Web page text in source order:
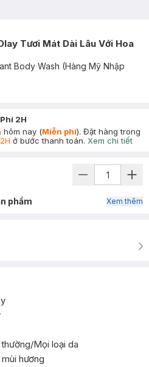
Tươi Mát Dài Lâu Với Hoa
Body Wash (Hàng Mỹ Nhập
2H
hôm nay (Miễn phí). Đặt hàng trong
2H ở bước thanh toán. Xem chi tiết
phẩm Xem thêm
thường/Mọi loại da
hương